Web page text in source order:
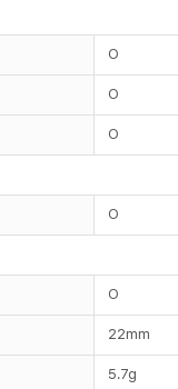
O
O
O
O
O
22mm
5.7g